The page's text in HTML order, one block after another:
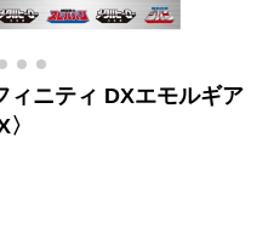
ィニティ DXエモルギア
〉